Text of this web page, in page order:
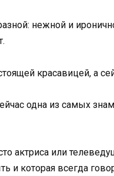
нежной и
красавицей, а
актриса или
которая всегда